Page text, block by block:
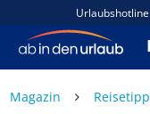
Magazin